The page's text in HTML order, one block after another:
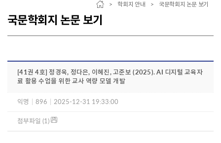
국문학회지 논문 보기
> 학회지 안내 > 국문학회지 논문 보기
[41권 4호] 정경욱, 정다은, 이혜진, 고준보 (2025). AI 디지털 교육자
료 활용 수업을 위한 교사 역량 모델 개발
익명 896 2025-12-31 19:33:00
첨부파일 (1)